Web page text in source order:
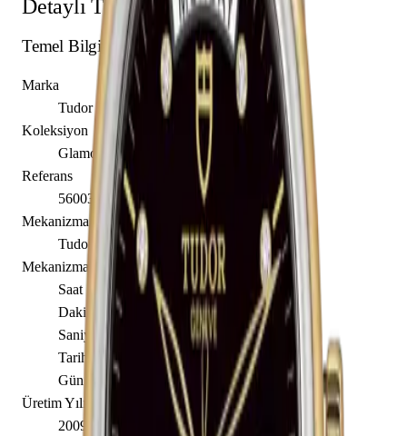
Detaylı Teknik Özellikler
Temel Bilgiler
Marka
Tudor
Koleksiyon
Glamour
Referans
56003-0045
Mekanizma Adı
Tudor caliber T603
Mekanizma Açıklaması
Saat
Dakika
Saniye
Tarih
Gün
Üretim Yılı
2009